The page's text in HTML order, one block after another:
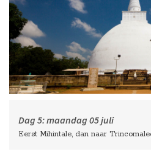
Dag 5:maandag 05 juli
Eerst Mihintale, dan naar